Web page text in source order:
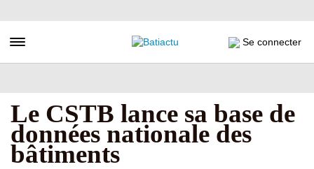
au
principal
Toggle navigation Se connecter
Le CSTB lance sa base de
données nationale des
bâtiments